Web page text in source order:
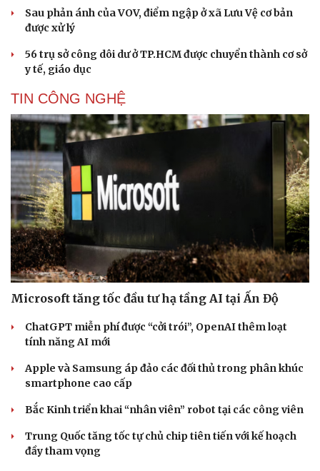
Sau phản ánh của VOV, điểm ngập ở xã Lưu Vệ cơ bản
được xử lý
56 trụ sở công dôi dư ở TP.HCM được chuyển thành cơ sở
y tế, giáo dục
TIN CÔNG NGHỆ
Microsoft tăng tốc đầu tư hạ tầng AI tại Ấn Độ
ChatGPT miễn phí được “cởi trói”, OpenAI thêm loạt
tính năng AI mới
Apple và Samsung áp đảo các đối thủ trong phân khúc
smartphone cao cấp
Bắc Kinh triển khai “nhân viên” robot tại các công viên
Trung Quốc tăng tốc tự chủ chip tiên tiến với kế hoạch
đầy tham vọng